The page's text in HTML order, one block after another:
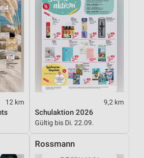
12 km 9,2 km
Schulaktion 2026
Gültig bis Di. 22.09.
Rossmann